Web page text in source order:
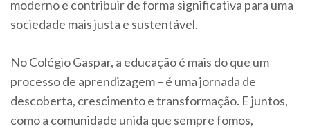
moderno e contribuir de forma significativa para uma
sociedade mais justa e sustentável.
No Colégio Gaspar, a educação é mais do que um
processo de aprendizagem – é uma jornada de
descoberta, crescimento e transformação. E juntos,
como a comunidade unida que sempre fomos,